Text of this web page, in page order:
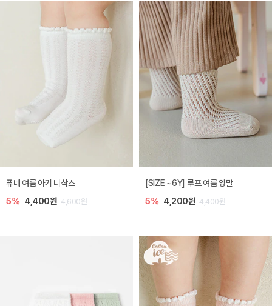
퓨네 여름 아기 니삭스
5% 4,400원 4,600원
[SIZE ~6Y] 루프 여름 양말
5% 4,200원 4,400원